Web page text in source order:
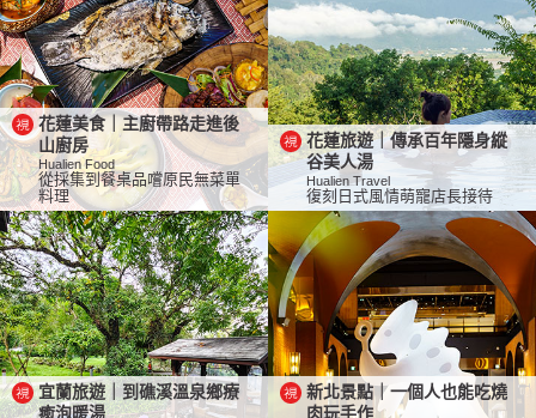
花蓮美食｜主廚帶路走進後
山廚房
Hualien Food
從採集到餐桌品嚐原民無菜單
料理
花蓮旅遊｜傳承百年隱身縱
谷美人湯
Hualien Travel
復刻日式風情萌寵店長接待
宜蘭旅遊｜到礁溪溫泉鄉療
癒泡暖湯
新北景點｜一個人也能吃燒
肉玩手作